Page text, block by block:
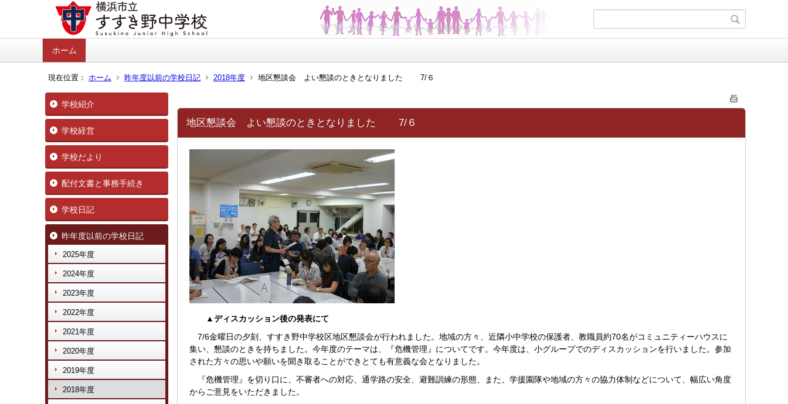
ホーム
現在位置： ホーム 昨年度以前の学校日記 2018年度 地区懇談会 よい懇談のときとなりました 7/６
学校紹介
学校経営
学校だより
配付文書と事務手続き
学校日記
昨年度以前の学校日記
2025年度
2024年度
2023年度
2022年度
2021年度
2020年度
2019年度
2018年度
地区懇談会 よい懇談のときとなりました 7/６
▲ディスカッション後の発表にて
7/6金曜日の夕刻、すすき野中学校区地区懇談会が行われました。地域の方々、近隣小中学校の保護者、教職員約70名がコミュニティーハウスに
集い、懇談のときを持ちました。今年度のテーマは、『危機管理』についてです。今年度は、小グループでのディスカッションを行いました。参加
された方々の思いや願いを聞き取ることができとても有意義な会となりました。
『危機管理』を切り口に、不審者への対応、通学路の安全、避難訓練の形態、また、学援園隊や地域の方々の協力体制などについて、幅広い角度
からご意見をいただきました。